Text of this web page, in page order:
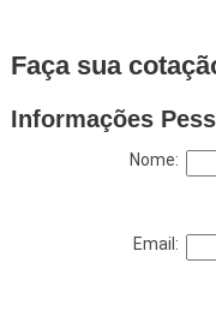
Faça sua
Informações
Nome:
Email: